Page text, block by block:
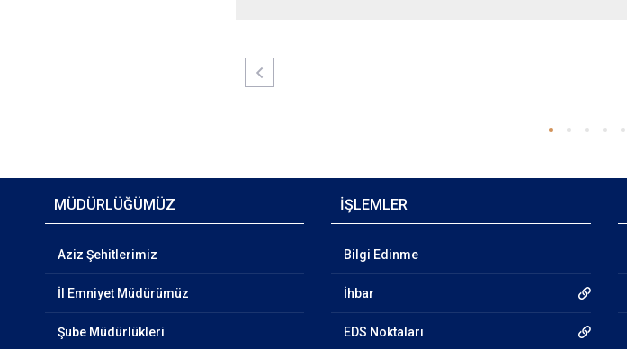
MÜDÜRLÜĞÜMÜZ
Aziz Şehitlerimiz
İl Emniyet Müdürümüz
Şube Müdürlükleri
İŞLEMLER
Bilgi Edinme
İhbar
EDS Noktaları